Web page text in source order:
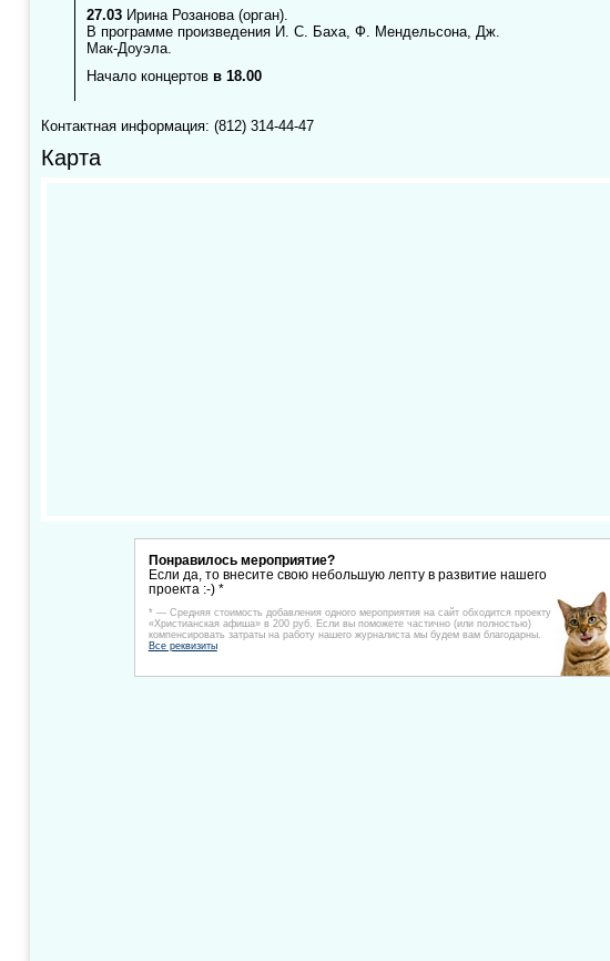
27.03 Ирина Розанова (орган).
В программе произведения И. С. Баха, Ф. Мендельсона, Дж.
Мак-Доуэла.
Начало концертов в 18.00
Контактная информация: (812) 314-44-47
Карта
Понравилось мероприятие?
Если да, то внесите свою небольшую лепту в развитие нашего
проекта :-) *
* — Средняя стоимость добавления одного мероприятия на сайт обходится проекту
«Христианская афиша» в 200 руб. Если вы поможете частично (или полностью)
компенсировать затраты на работу нашего журналиста мы будем вам благодарны.
Все реквизиты